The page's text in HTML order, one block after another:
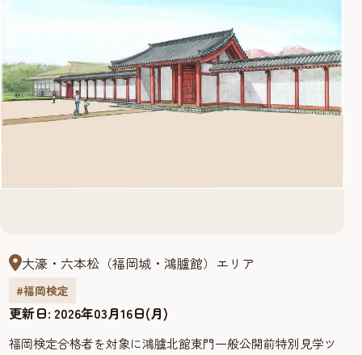
大濠・六本松（福岡城・鴻臚館）エリア
#福岡検定
更新日:2026年03月16日(月)
福岡検定合格者を対象に鴻臚北館東門一般公開前特別見学ツ